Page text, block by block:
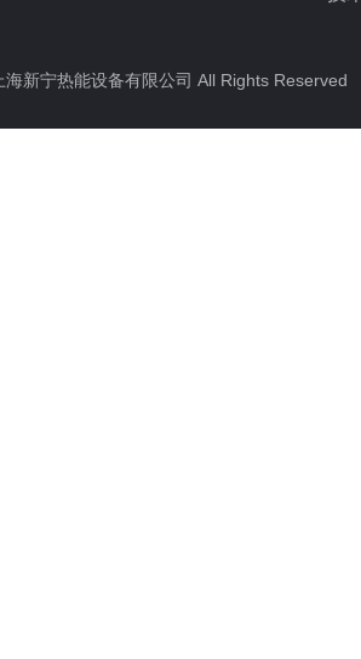
新宁热能设备有限公司 All Rights